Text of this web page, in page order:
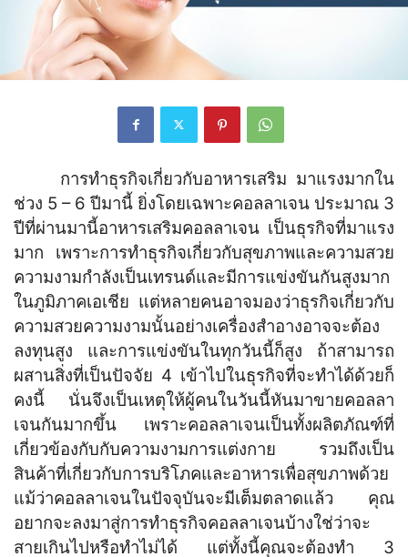
การทำธุรกิจเกี่ยวกับอาหารเสริม มาแรงมากใน
ช่วง 5 – 6 ปีมานี้ ยิ่งโดยเฉพาะคอลลาเจน ประมาณ 3
ปีที่ผ่านมานี้อาหารเสริมคอลลาเจน เป็นธุรกิจที่มาแรง
มาก เพราะการทำธุรกิจเกี่ยวกับสุขภาพและความสวย
ความงามกำลังเป็นเทรนด์และมีการแข่งขันกันสูงมาก
ในภูมิภาคเอเชีย แต่หลายคนอาจมองว่าธุรกิจเกี่ยวกับ
ความสวยความงามนั้นอย่างเครื่องสำอางอาจจะต้อง
ลงทุนสูง และการแข่งขันในทุกวันนี้ก็สูง ถ้าสามารถ
ผสานสิ่งที่เป็นปัจจัย 4 เข้าไปในธุรกิจที่จะทำได้ด้วยก็
คงนี้ นั่นจึงเป็นเหตุให้ผู้คนในวันนี้หันมาขายคอลลา
เจนกันมากขึ้น เพราะคอลลาเจนเป็นทั้งผลิตภัณฑ์ที่
เกี่ยวข้องกับกับความงามการแต่งกาย รวมถึงเป็น
สินค้าที่เกี่ยวกับการบริโภคและอาหารเพื่อสุขภาพด้วย
แม้ว่าคอลลาเจนในปัจจุบันจะมีเต็มตลาดแล้ว คุณ
อยากจะลงมาสู่การทำธุรกิจคอลลาเจนบ้างใช่ว่าจะ
สายเกินไปหรือทำไม่ได้ แต่ทั้งนี้คุณจะต้องทำ 3